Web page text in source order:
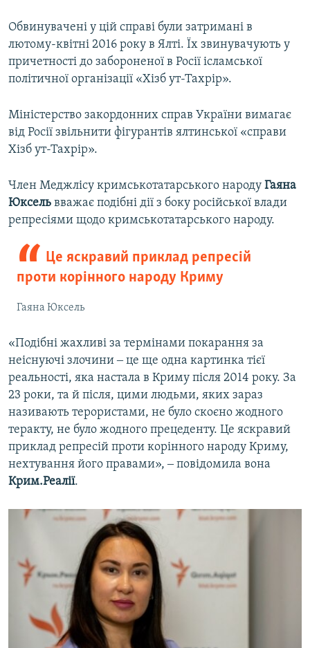
Обвинувачені у цій справі були затримані в
лютому-квітні 2016 року в Ялті. Їх звинувачують у
причетності до забороненої в Росії ісламської
політичної організації «Хізб ут-Тахрір».
Міністерство закордонних справ України вимагає
від Росії звільнити фігурантів ялтинської «справи
Хізб ут-Тахрір».
Член Меджлісу кримськотатарського народу Гаяна
Юксель вважає подібні дії з боку російської влади
репресіями щодо кримськотатарського народу.
Це яскравий приклад репресій
проти корінного народу Криму
Гаяна Юксель
«Подібні жахливі за термінами покарання за
неіснуючі злочини ‒ це ще одна картинка тієї
реальності, яка настала в Криму після 2014 року. За
23 роки, та й після, цими людьми, яких зараз
називають терористами, не було скоєно жодного
теракту, не було жодного прецеденту. Це яскравий
приклад репресій проти корінного народу Криму,
нехтування його правами», ‒ повідомила вона
Крим.Реалії.